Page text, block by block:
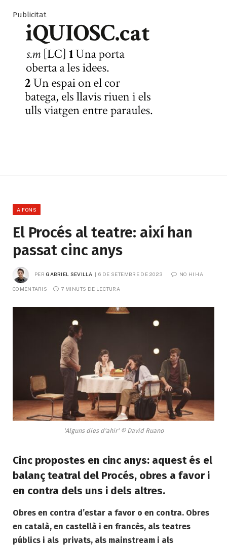
Publicitat
A FONS
El Procés al teatre: així han
passat cinc anys
PER GABRIEL SEVILLA 6 DE SETEMBRE DE 2023 NO HI HA
COMENTARIS 7 MINUTS DE LECTURA
'Alguns dies d'ahir' © David Ruano
Cinc propostes en cinc anys: aquest és el
balanç teatral del Procés, obres a favor i
en contra dels uns i dels altres.
Obres en contra d’estar a favor o en contra. Obres
en català, en castellà i en francès, als teatres
públics i als privats, als mainstream i als